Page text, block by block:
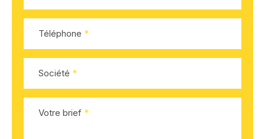
Téléphone
Société
Votre brief